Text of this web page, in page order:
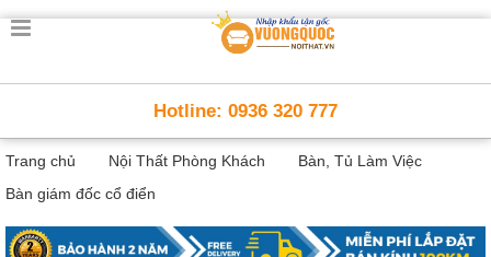
Trang
Thông
Minh
Nội
thất
minh
Hotline: 0936 320 777
Trang chủ Nội Thất Phòng Khách
Bàn, Tủ Làm Việc
Bàn giám đốc cổ điển